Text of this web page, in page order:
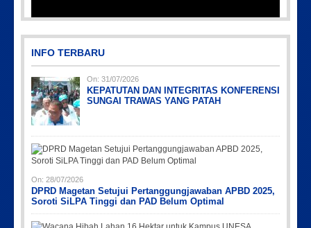
INFO TERBARU
On: 31/07/2026
KEPATUTAN DAN INTEGRITAS KONFERENSI
SUNGAI TRAWAS YANG PATAH
On: 28/07/2026
DPRD Magetan Setujui Pertanggungjawaban APBD 2025,
Soroti SiLPA Tinggi dan PAD Belum Optimal